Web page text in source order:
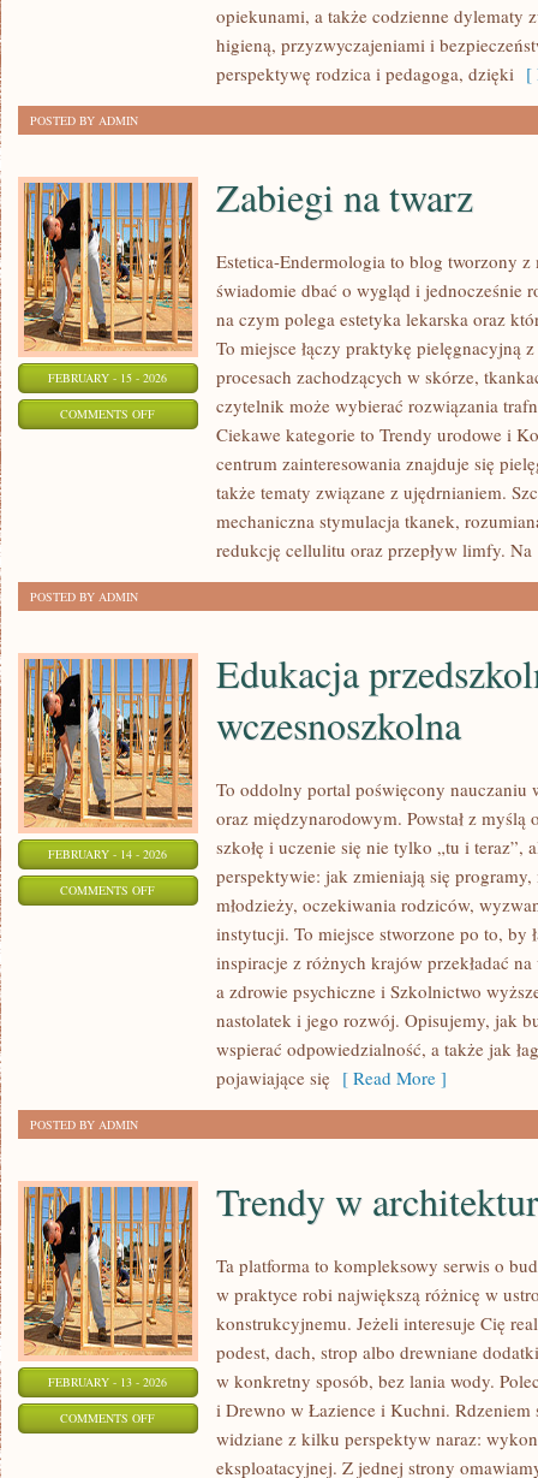
opiekunami, a także codzienne dylematy
higieną, przyzwyczajeniami i
perspektywę rodzica i pedagoga, dzięki [
POSTED BY ADMIN
FEBRUARY - 15 - 2026
COMMENTS OFFON
Zabiegi na twarz
Estetica-Endermologia to blog tworzony
świadomie dbać o wygląd i jednocześnie
na czym polega estetyka lekarska oraz
To miejsce łączy praktykę pielęgnacyjną
procesach zachodzących w skórze,
czytelnik może wybierać rozwiązania
Ciekawe kategorie to Trendy urodowe i
centrum zainteresowania znajduje się
także tematy związane z ujędrnianiem.
mechaniczna stymulacja tkanek,
redukcję cellulitu oraz przepływ limfy. Na
POSTED BY ADMIN
FEBRUARY - 14 - 2026
COMMENTS OFFON
PRZEDSZKOLNA
Edukacja
wczesnoszkolna
To oddolny portal poświęcony
oraz międzynarodowym. Powstał z myślą
szkołę i uczenie się nie tylko „tu i teraz”,
perspektywie: jak zmieniają się
młodzieży, oczekiwania rodziców,
instytucji. To miejsce stworzone po to, by
inspiracje z różnych krajów przekładać
a zdrowie psychiczne i Szkolnictwo
nastolatek i jego rozwój. Opisujemy, jak
wspierać odpowiedzialność, a także jak
pojawiające się [ Read More ]
POSTED BY ADMIN
FEBRUARY - 13 - 2026
COMMENTS OFFON
Trendy w
Ta platforma to kompleksowy serwis o
w praktyce robi największą różnicę w
konstrukcyjnemu. Jeżeli interesuje Cię
podest, dach, strop albo drewniane
w konkretny sposób, bez lania wody.
i Drewno w Łazience i Kuchni. Rdzeniem
widziane z kilku perspektyw naraz:
eksploatacyjnej. Z jednej strony